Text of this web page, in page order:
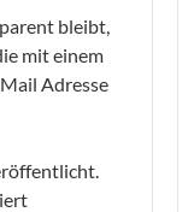
bleibt,
mit einem
Adresse